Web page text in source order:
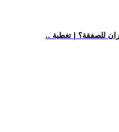
للصفقة؟ | تغطية